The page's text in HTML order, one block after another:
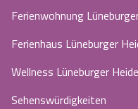
Ferienwohnung
Ferienhaus Lüneburger
Wellness Lüneburger Heide
Sehenswürdigkeiten